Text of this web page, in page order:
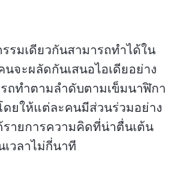
รมเดียวกันสามารถทำได้ใน
จะผลัดกันเสนอไอเดียอย่าง
ถทำตามลำดับตามเข็มนาฬิกา
ยให้แต่ละคนมีส่วนร่วมอย่าง
ายการความคิดที่น่าตื่นเต้น
วลาไม่กี่นาที